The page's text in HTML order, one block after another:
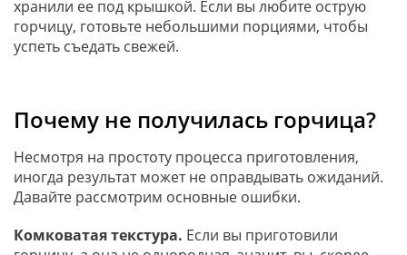
хранили ее под крышкой. Если вы любите острую
горчицу, готовьте небольшими порциями, чтобы
успеть съедать свежей.
Почему не получилась горчица?
Несмотря на простоту процесса приготовления,
иногда результат может не оправдывать ожиданий.
Давайте рассмотрим основные ошибки.
Комковатая текстура. Если вы приготовили